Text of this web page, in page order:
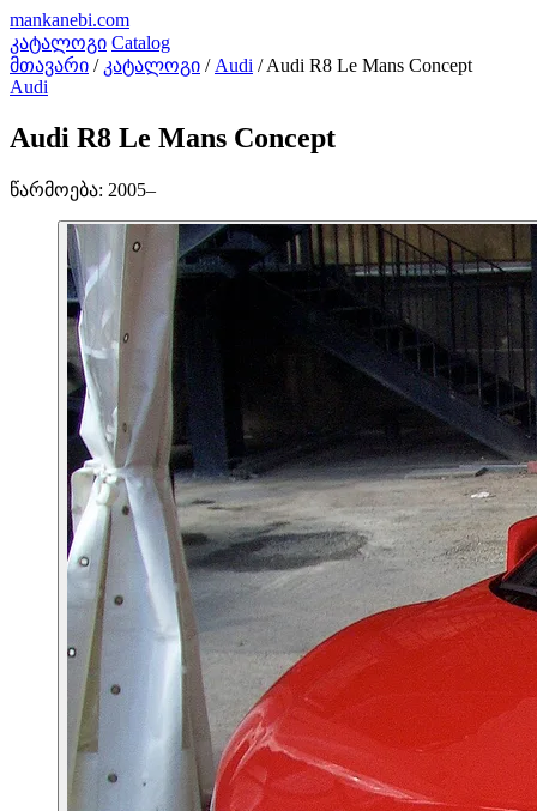
mankanebi.com
კატალოგი Catalog
მთავარი / კატალოგი / Audi / Audi R8 Le Mans Concept
Audi
Audi R8 Le Mans Concept
წარმოება: 2005–